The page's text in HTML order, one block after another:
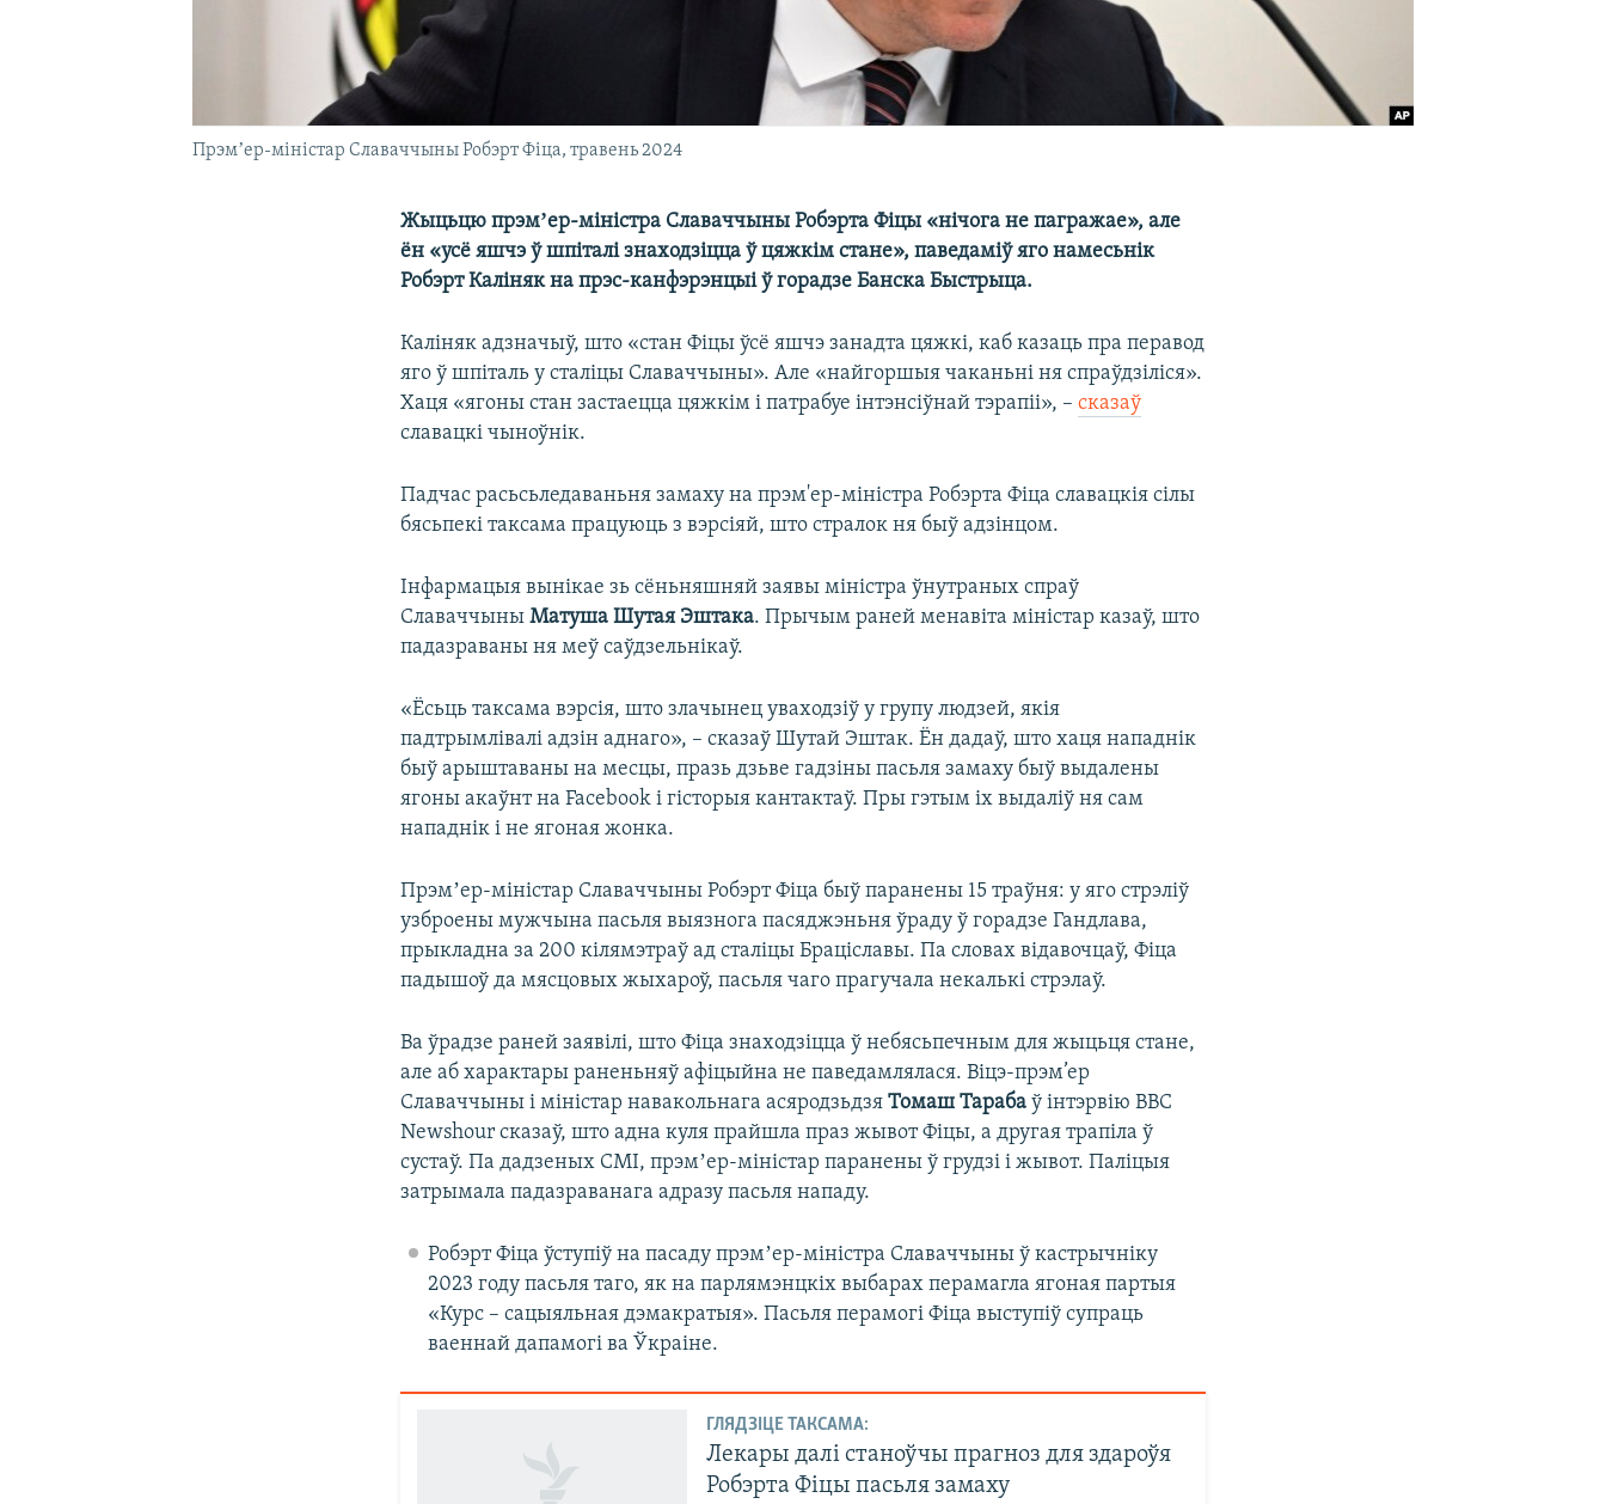
Прэмʼер-міністар Славаччыны Робэрт Фіца, травень 2024
Жыцьцю прэмʼер-міністра Славаччыны Робэрта Фіцы «нічога не пагражае», але
ён «усё яшчэ ў шпіталі знаходзіцца ў цяжкім стане», паведаміў яго намесьнік
Робэрт Каліняк на прэс-канфэрэнцыі ў горадзе Банска Быстрыца.
Каліняк адзначыў, што «стан Фіцы ўсё яшчэ занадта цяжкі, каб казаць пра перавод
яго ў шпіталь у сталіцы Славаччыны». Але «найгоршыя чаканьні ня спраўдзіліся».
Хаця «ягоны стан застаецца цяжкім і патрабуе інтэнсіўнай тэрапіі», –сказаў
славацкі чыноўнік.
Падчас расьсьледаваньня замаху на прэм'ер-міністра Робэрта Фіца славацкія сілы
бясьпекі таксама працуюць з вэрсіяй, што стралок ня быў адзінцом.
Інфармацыя вынікае зь сёньняшняй заявы міністра ўнутраных спраў
СлаваччыныМатуша Шутая Эштака. Прычым раней менавіта міністар казаў, што
падазраваны ня меў саўдзельнікаў.
«Ёсьць таксама вэрсія, што злачынец уваходзіў у групу людзей, якія
падтрымлівалі адзін аднаго», – сказаў Шутай Эштак. Ён дадаў, што хаця нападнік
быў арыштаваны на месцы, празь дзьве гадзіны пасьля замаху быў выдалены
ягоны акаўнт на Facebook і гісторыя кантактаў. Пры гэтым іх выдаліў ня сам
нападнік і не ягоная жонка.
Прэмʼер-міністар Славаччыны Робэрт Фіца быў паранены 15 траўня: у яго стрэліў
узброены мужчына пасьля выязнога пасяджэньня ўраду ў горадзе Гандлава,
прыкладна за 200 кілямэтраў ад сталіцы Браціславы. Па словах відавочцаў, Фіца
падышоў да мясцовых жыхароў, пасьля чаго прагучала некалькі стрэлаў.
Ва ўрадзе раней заявілі, што Фіца знаходзіцца ў небясьпечным для жыцьця стане,
але аб характары раненьняў афіцыйна не паведамлялася. Віцэ-прэм’ер
Славаччыны і міністар навакольнага асяродзьдзяТомаш Тараба ў інтэрвію BBC
Newshour сказаў, што адна куля прайшла праз жывот Фіцы, а другая трапіла ў
сустаў. Па дадзеных СМІ, прэмʼер-міністар паранены ў грудзі і жывот. Паліцыя
затрымала падазраванага адразу пасьля нападу.
Робэрт Фіца ўступіў на пасаду прэмʼер-міністра Славаччыны ў кастрычніку
2023 году пасьля таго, як на парлямэнцкіх выбарах перамагла ягоная партыя
«Курс – сацыяльная дэмакратыя». Пасьля перамогі Фіца выступіў супраць
ваеннай дапамогі ва Ўкраіне.
ГЛЯДЗІЦЕ ТАКСАМА:
Лекары далі станоўчы прагноз для здароўя
Робэрта Фіцы пасьля замаху